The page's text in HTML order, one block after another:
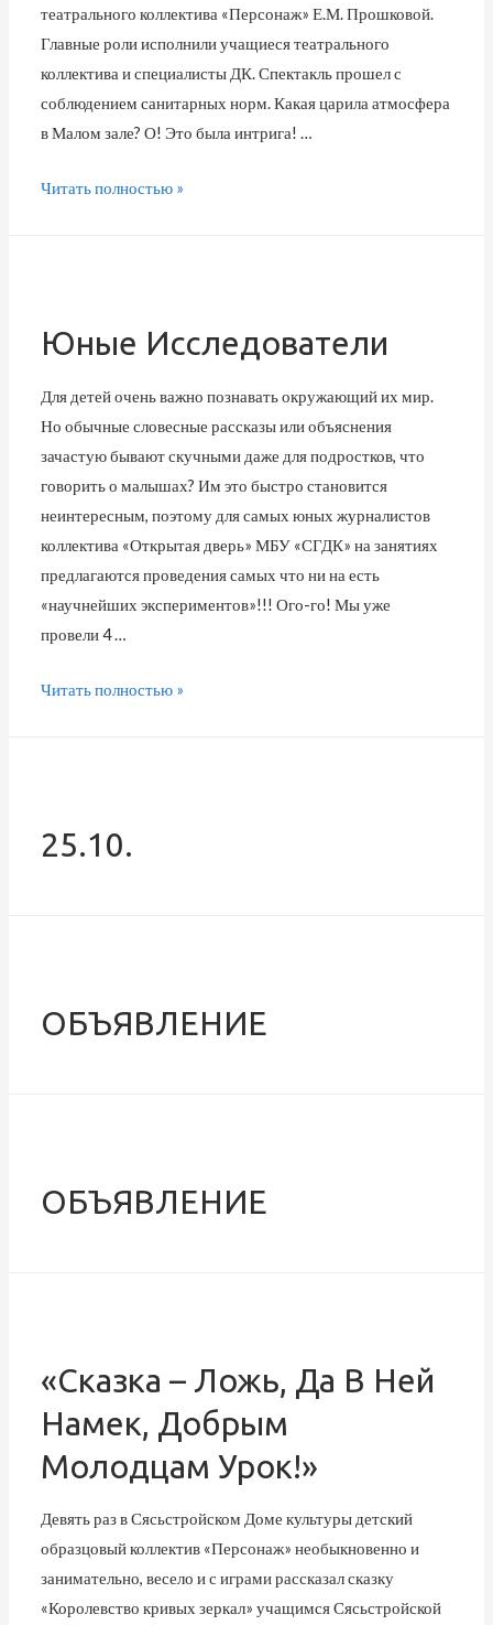
театрального коллектива «Персонаж» Е.М. Прошковой.
Главные роли исполнили учащиеся театрального
коллектива и специалисты ДК. Спектакль прошел с
соблюдением санитарных норм. Какая царила атмосфера
в Малом зале? О! Это была интрига! …
Читать полностью »
Юные Исследователи
Для детей очень важно познавать окружающий их мир.
Но обычные словесные рассказы или объяснения
зачастую бывают скучными даже для подростков, что
говорить о малышах? Им это быстро становится
неинтересным, поэтому для самых юных журналистов
коллектива «Открытая дверь» МБУ «СГДК» на занятиях
предлагаются проведения самых что ни на есть
«научнейших экспериментов»!!! Ого-го! Мы уже
провели 4 …
Читать полностью »
25.10.
ОБЪЯВЛЕНИЕ
ОБЪЯВЛЕНИЕ
«Сказка – Ложь, Да В Ней
Намек, Добрым
Молодцам Урок!»
Девять раз в Сясьстройском Доме культуры детский
образцовый коллектив «Персонаж» необыкновенно и
занимательно, весело и с играми рассказал сказку
«Королевство кривых зеркал» учащимся Сясьстройской